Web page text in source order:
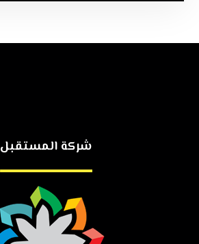
شركة المستقبل